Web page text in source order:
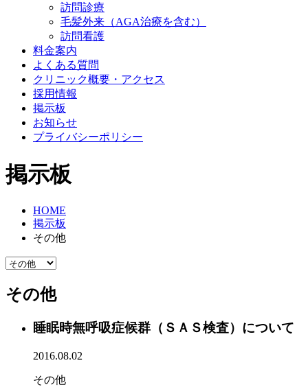
訪問診療
毛髪外来（AGA治療を含む）
訪問看護
料金案内
よくある質問
クリニック概要・アクセス
採用情報
掲示板
お知らせ
プライバシーポリシー
掲示板
HOME
掲示板
その他
その他
睡眠時無呼吸症候群（ＳＡＳ検査）について
2016.08.02
その他